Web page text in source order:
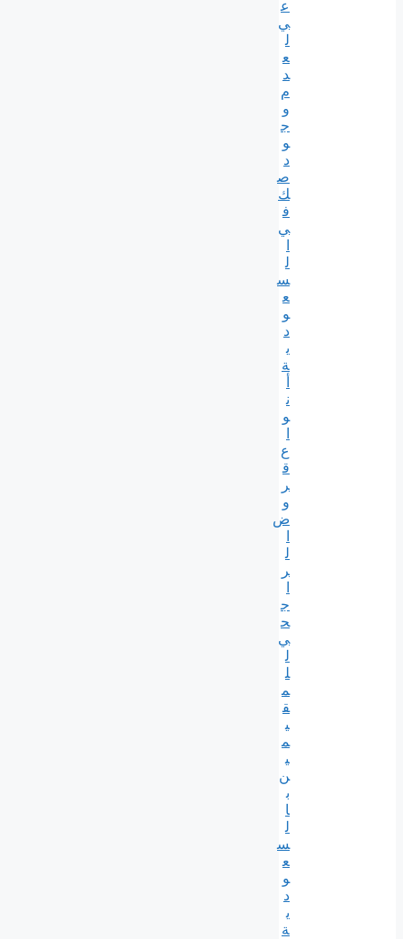
ع
ي
ل
ع
د
م
و
ج
و
د
ص
ك
ف
ي
ل
س
ع
و
د
ي
ة
ن
و
ع
ق
ر
و
ض
ل
ر
ج
ح
ي
ل
ل
م
ق
ي
م
ي
ن
ب
ا
ل
س
ع
و
د
ي
ة